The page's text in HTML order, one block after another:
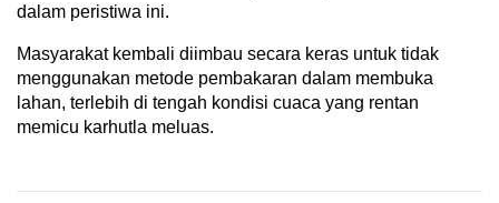
dalam peristiwa ini.
Masyarakat kembali diimbau secara keras untuk tidak
menggunakan metode pembakaran dalam membuka
lahan, terlebih di tengah kondisi cuaca yang rentan
memicu karhutla meluas.